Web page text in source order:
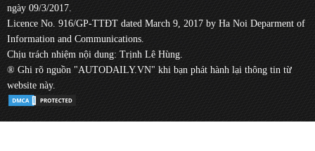
ngày 09/3/2017.
Licence No. 916/GP-TTĐT dated March 9, 2017 by Ha Noi Deparment of
Information and Communications.
Chịu trách nhiệm nội dung: Trịnh Lê Hùng.
® Ghi rõ nguồn "AUTODAILY.VN" khi bạn phát hành lại thông tin từ
website này.